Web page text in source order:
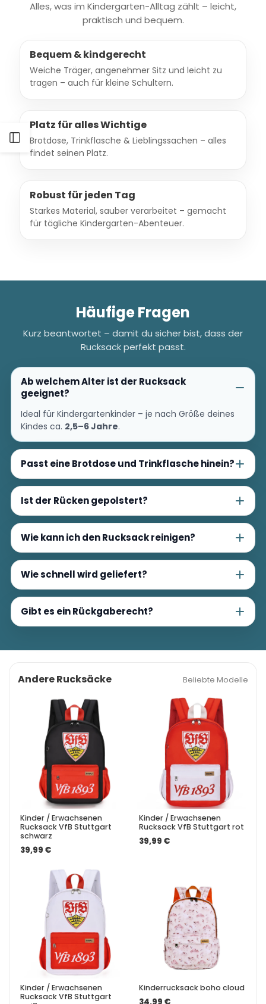
Seitenleiste
Alles, was im Kindergarten-Alltag zählt – leicht,
praktisch und bequem.
Bequem & kindgerecht
Weiche Träger, angenehmer Sitz und leicht zu
tragen – auch für kleine Schultern.
Platz für alles Wichtige
Brotdose, Trinkflasche & Lieblingssachen – alles
findet seinen Platz.
Robust für jeden Tag
Starkes Material, sauber verarbeitet – gemacht
für tägliche Kindergarten-Abenteuer.
Häufige Fragen
Kurz beantwortet – damit du sicher bist, dass der
Rucksack perfekt passt.
Ab welchem Alter ist der Rucksack
geeignet?
Ideal für Kindergartenkinder – je nach Größe deines
Kindes ca. 2,5–6 Jahre.
Passt eine Brotdose und Trinkflasche hinein?
Ist der Rücken gepolstert?
Wie kann ich den Rucksack reinigen?
Wie schnell wird geliefert?
Gibt es ein Rückgaberecht?
Andere Rucksäcke Beliebte Modelle
Kinder / Erwachsenen
Rucksack VfB Stuttgart
schwarz
39,99 €
Kinder / Erwachsenen
Rucksack VfB Stuttgart rot
39,99 €
Kinder / Erwachsenen
Rucksack VfB Stuttgart
Kinderrucksack boho cloud